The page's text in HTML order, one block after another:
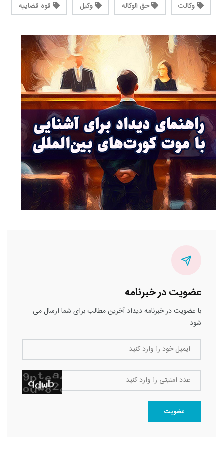
وکالت حق الوکاله وکیل قوه قضاییه
عضویت در خبرنامه
با عضویت در خبرنامه دیداد آخرین مطالب برای شما ارسال می
شود
ایمیل خود را وارد کنید
عدد امنیتی را وارد کنید
عضویت